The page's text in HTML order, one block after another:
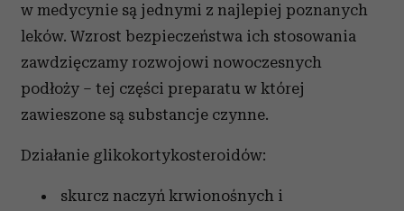
w medycynie są jednymi z najlepiej poznanych
leków. Wzrost bezpieczeństwa ich stosowania
zawdzięczamy rozwojowi nowoczesnych
podłoży – tej części preparatu w której
zawieszone są substancje czynne.
Działanie glikokortykosteroidów:
skurcz naczyń krwionośnych i